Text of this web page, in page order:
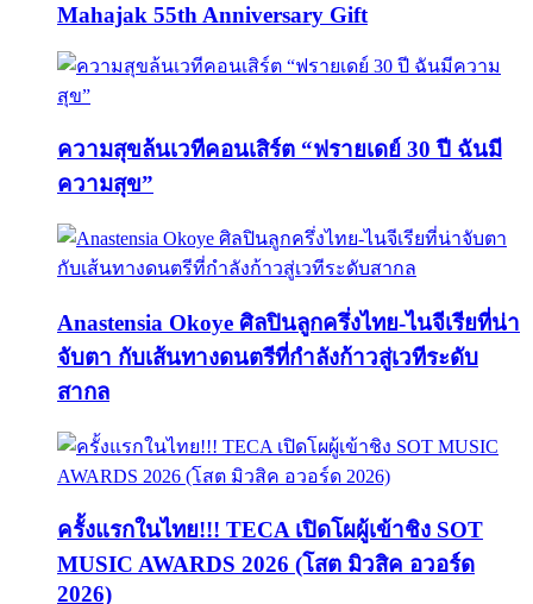
Mahajak 55th Anniversary Gift
ความสุขล้นเวทีคอนเสิร์ต “ฟรายเดย์ 30 ปี ฉันมี
ความสุข”
Anastensia Okoye ศิลปินลูกครึ่งไทย-ไนจีเรียที่น่า
จับตา กับเส้นทางดนตรีที่กำลังก้าวสู่เวทีระดับ
สากล
ครั้งแรกในไทย!!! TECA เปิดโผผู้เข้าชิง SOT
MUSIC AWARDS 2026 (โสต มิวสิค อวอร์ด
2026)